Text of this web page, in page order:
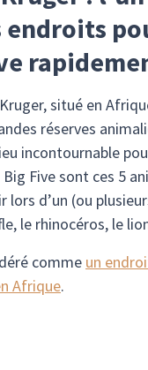
endroits
situé en
réserves
incontournable
Five sont ces 5
lors d’un (ou
le rhinocéros, le
comme un
Afrique.